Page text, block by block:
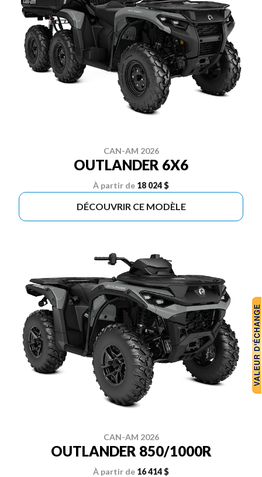
CAN-AM 2026
OUTLANDER 6X6
À partir de 18 024 $
DÉCOUVRIR CE MODÈLE
CAN-AM 2026
OUTLANDER 850/1000R
À partir de 16 414 $